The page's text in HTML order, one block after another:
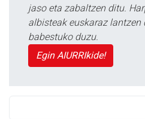
jaso eta zabaltzen ditu.
albisteak euskaraz
babestuko duzu.
Egin AIURRIkide!